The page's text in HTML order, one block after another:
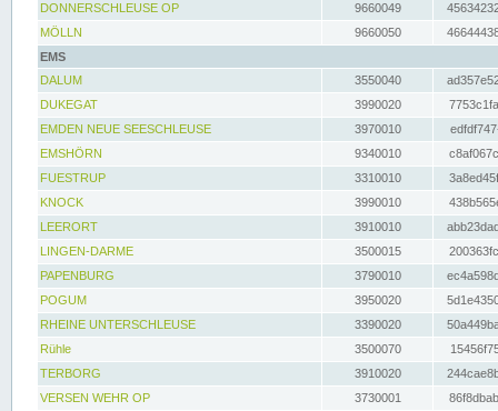
DONNERSCHLEUSE OP
9660049
MÖLLN
9660050
EMS
DALUM
3550040
DUKEGAT
3990020
EMDEN NEUE SEESCHLEUSE
3970010
EMSHÖRN
9340010
FUESTRUP
3310010
KNOCK
3990010
LEERORT
3910010
LINGEN-DARME
3500015
PAPENBURG
3790010
POGUM
3950020
RHEINE UNTERSCHLEUSE
3390020
Rühle
3500070
TERBORG
3910020
VERSEN WEHR OP
3730001